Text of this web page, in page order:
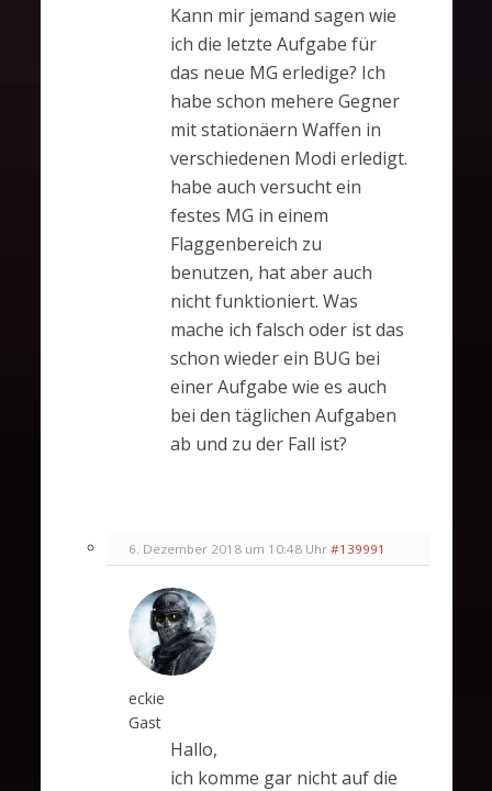
Kann mir jemand sagen wie
ich die letzte Aufgabe für
das neue MG erledige? Ich
habe schon mehere Gegner
mit stationäern Waffen in
verschiedenen Modi erledigt.
habe auch versucht ein
festes MG in einem
Flaggenbereich zu
benutzen, hat aber auch
nicht funktioniert. Was
mache ich falsch oder ist das
schon wieder ein BUG bei
einer Aufgabe wie es auch
bei den täglichen Aufgaben
ab und zu der Fall ist?
6. Dezember 2018 um 10:48 Uhr #139991
eckie
Gast
Hallo,
ich komme gar nicht auf die